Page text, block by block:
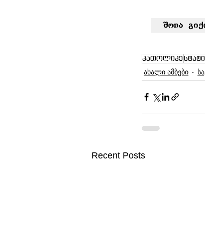
შოთა
კათოლიკე
ახალი ამბები
Recent Posts